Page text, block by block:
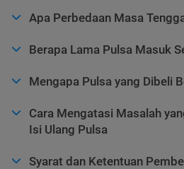
Apa Perbedaan Masa
Berapa Lama Pulsa Masuk
Mengapa Pulsa yang Dibeli
Cara Mengatasi Masalah
Isi Ulang Pulsa
Syarat dan Ketentuan